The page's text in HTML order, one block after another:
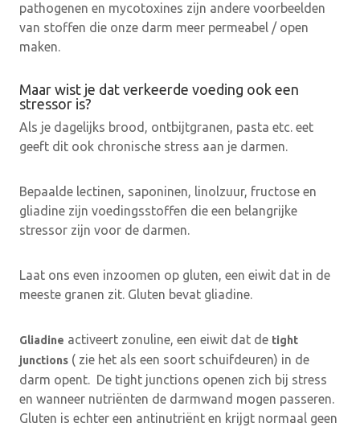
pathogenen en mycotoxines zijn andere voorbeelden
van stoffen die onze darm meer permeabel / open
maken.
Maar wist je dat verkeerde voeding ook een
stressor is?
Als je dagelijks brood, ontbijtgranen, pasta etc. eet
geeft dit ook chronische stress aan je darmen.
Bepaalde lectinen, saponinen, linolzuur, fructose en
gliadine zijn voedingsstoffen die een belangrijke
stressor zijn voor de darmen.
Laat ons even inzoomen op gluten, een eiwit dat in de
meeste granen zit. Gluten bevat gliadine.
Gliadine activeert zonuline, een eiwit dat de tight
junctions ( zie het als een soort schuifdeuren) in de
darm opent. De tight junctions openen zich bij stress
en wanneer nutriënten de darmwand mogen passeren.
Gluten is echter een antinutriënt en krijgt normaal geen